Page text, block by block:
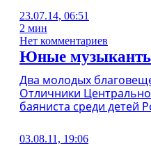
23.07.14, 06:51
2 мин
Нет комментариев
Юные
Два молодых
Отличники
баяниста среди детей
03.08.11, 19:06